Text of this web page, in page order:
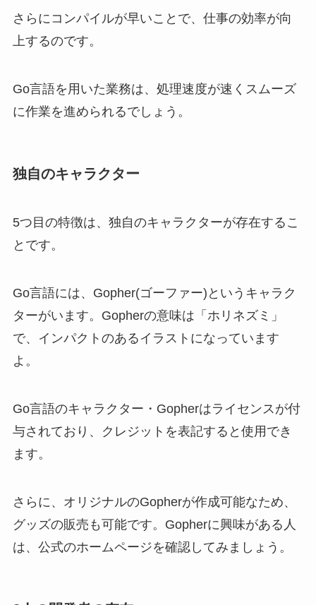
さらにコンパイルが早いことで、仕事の効率が向
上するのです。
Go言語を用いた業務は、処理速度が速くスムーズ
に作業を進められるでしょう。
独自のキャラクター
5つ目の特徴は、独自のキャラクターが存在するこ
とです。
Go言語には、Gopher(ゴーファー)というキャラク
ターがいます。Gopherの意味は「ホリネズミ」
で、インパクトのあるイラストになっています
よ。
Go言語のキャラクター・Gopherはライセンスが付
与されており、クレジットを表記すると使用でき
ます。
さらに、オリジナルのGopherが作成可能なため、
グッズの販売も可能です。Gopherに興味がある人
は、公式のホームページを確認してみましょう。